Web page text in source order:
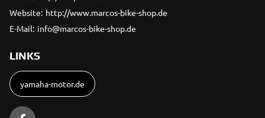
Website: http://www.marcos-bike-shop.de
E-Mail: info@marcos-bike-shop.de
LINKS
yamaha-motor.de